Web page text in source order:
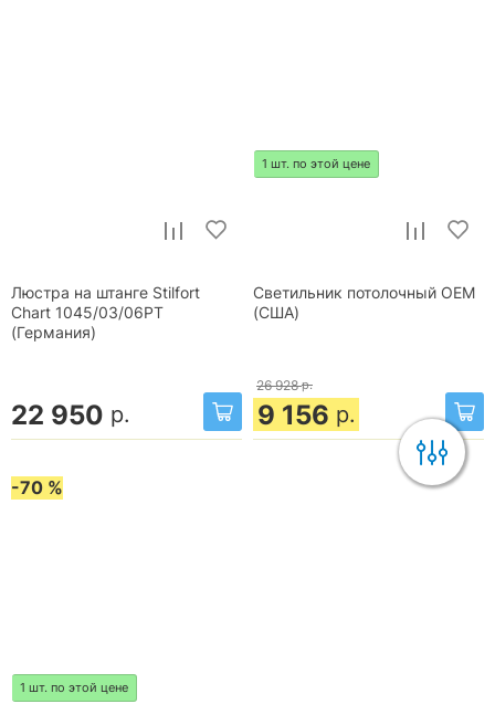
Люстра на штанге Stilfort
Chart 1045/03/06PT
(Германия)
22 950 р.
1 шт. по этой цене
Светильник потолочный OEM
(США)
26 928 р.
9 156 р.
-70 %
1 шт. по этой цене